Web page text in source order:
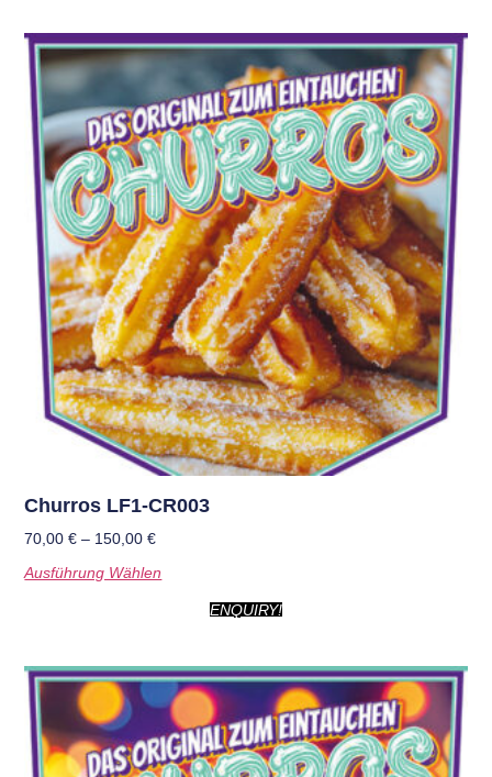
Churros LF1-CR003
70,00€ – 150,00€
Ausführung Wählen
ENQUIRY!